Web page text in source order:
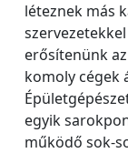
léteznek más
erősítenünk
komoly cégek
egyik
működő sok-